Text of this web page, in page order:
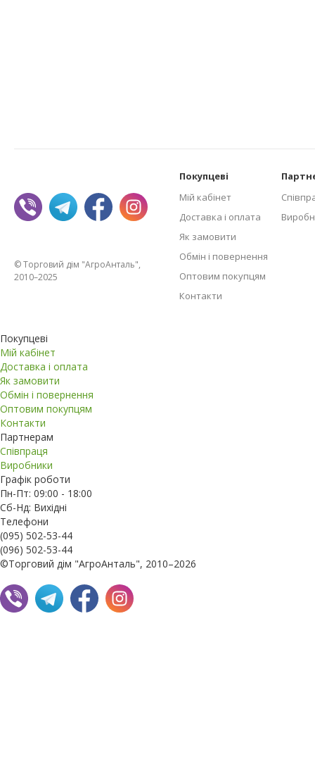
© Торговий дім "АгроАнталь",
2010–2025
Покупцеві
Мій кабінет
Доставка і оплата
Як замовити
Обмін і повернення
Оптовим покупцям
Контакти
Покупцеві
Мій кабінет
Доставка і оплата
Як замовити
Обмін і повернення
Оптовим покупцям
Контакти
Партнерам
Співпраця
Виробники
Графік роботи
Пн-Пт: 09:00 - 18:00
Сб-Нд: Вихідні
Телефони
(095) 502-53-44
(096) 502-53-44
©Торговий дім "АгроАнталь", 2010–2026